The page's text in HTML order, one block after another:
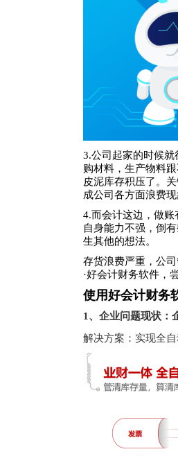
3.公司起家的时候
购材料，生产物料
皮泥库存积压了。
成公司各方面浪费现
4.而会计这边，做账
自身能力不强，倒
生其他的想法。
存货浪费严重，公
·好会计财务软件，
使用好会计财务
1、企业问题现状：
解决方案：实现全